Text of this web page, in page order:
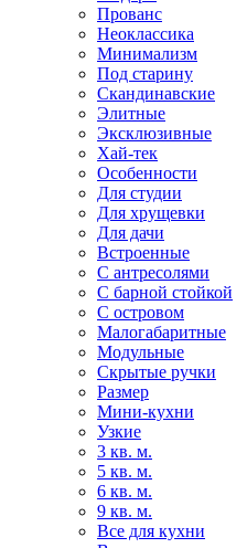
Прованс
Неоклассика
Минимализм
Под старину
Скандинавские
Элитные
Эксклюзивные
Хай-тек
Особенности
Для студии
Для хрущевки
Для дачи
Встроенные
С антресолями
С барной стойкой
С островом
Малогабаритные
Модульные
Скрытые ручки
Размер
Мини-кухни
Узкие
3 кв. м.
5 кв. м.
6 кв. м.
9 кв. м.
Все для кухни